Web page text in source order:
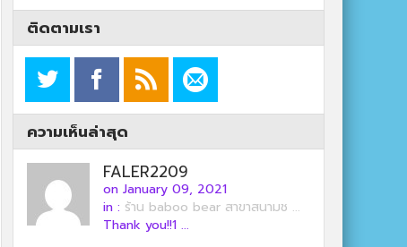
ติดตามเรา
ความเห็นล่าสุด
FALER2209
on January 09, 2021
in : ร้าน baboo bear สาขาสนามช ...
Thank you!!1 ...